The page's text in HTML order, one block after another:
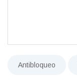
Antibloqueo